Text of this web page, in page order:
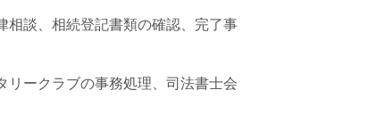
相談、相続登記書類の確認、完了事
リークラブの事務処理、司法書士会